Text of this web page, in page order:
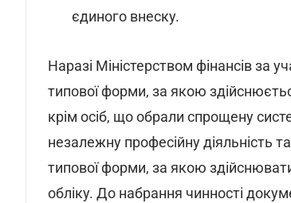
єдиного внеску.
Наразі Міністерством фінансів за
типової форми, за якою
крім осіб, що обрали спрощену
незалежну професійну діяльність
типової форми, за якою
обліку. До набрання чинності